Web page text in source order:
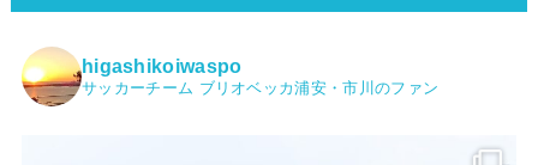
higashikoiwaspo
サッカーチーム ブリオベッカ浦安・市川のファン